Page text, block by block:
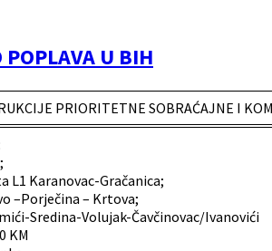
U BIH
PRIORITETNE SOBRAĆAJNE I
Karanovac-Gračanica;
–Porječina – Krtova;
Sredina-Volujak-Čavčinovac/Ivanovići
KM